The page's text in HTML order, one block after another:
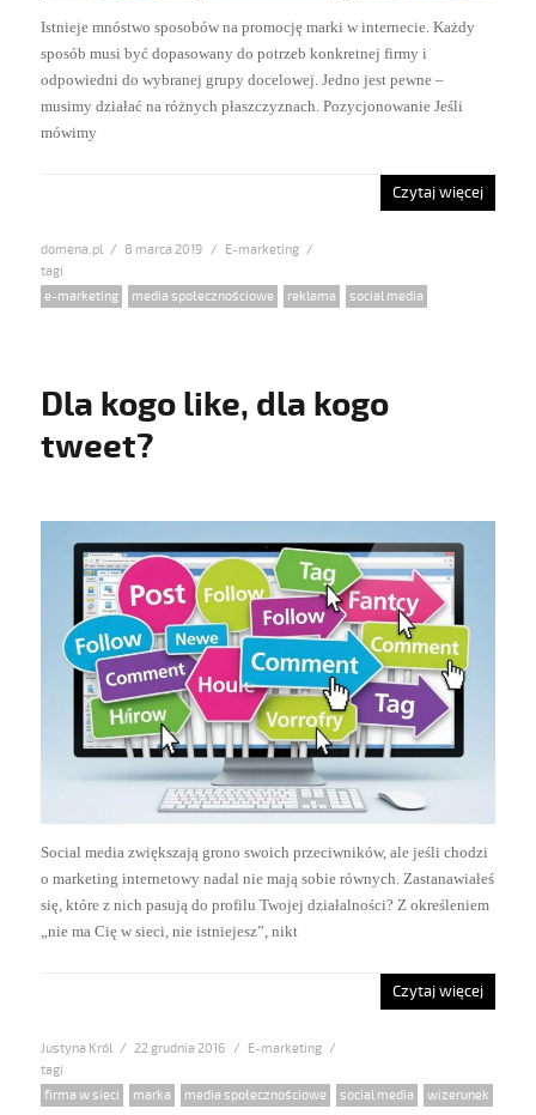
Istnieje mnóstwo sposobów na promocję marki w internecie. Każdy
sposób musi być dopasowany do potrzeb konkretnej firmy i
odpowiedni do wybranej grupy docelowej. Jedno jest pewne –
musimy działać na różnych płaszczyznach. Pozycjonowanie Jeśli
mówimy
Czytaj więcej
domena.pl
Posted
8 marca 2019 Categories
E-marketing
Tags
e-marketing media społecznościowe reklama social media
Dla kogo like, dla kogo
tweet?
Social media zwiększają grono swoich przeciwników, ale jeśli chodzi
o marketing internetowy nadal nie mają sobie równych. Zastanawiałeś
się, które z nich pasują do profilu Twojej działalności? Z określeniem
„nie ma Cię w sieci, nie istniejesz”, nikt
Czytaj więcej
Justyna Król
Posted
22 grudnia 2016 Categories
E-marketing
Tags
firma w sieci marka media społecznościowe social media wizerunek